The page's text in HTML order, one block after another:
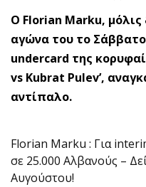
O Florian Marku,
αγώνα του το
undercard της
vs Kubrat Pulev’,
αντίπαλο.
Florian Marku : Για
σε 25.000 Αλβανούς –
Αυγούστου!